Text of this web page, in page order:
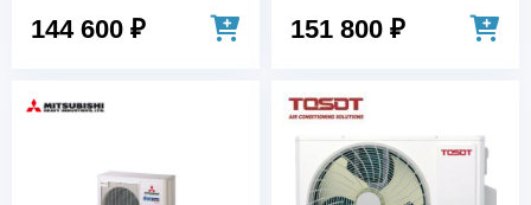
144 600 ₽ 151 800 ₽